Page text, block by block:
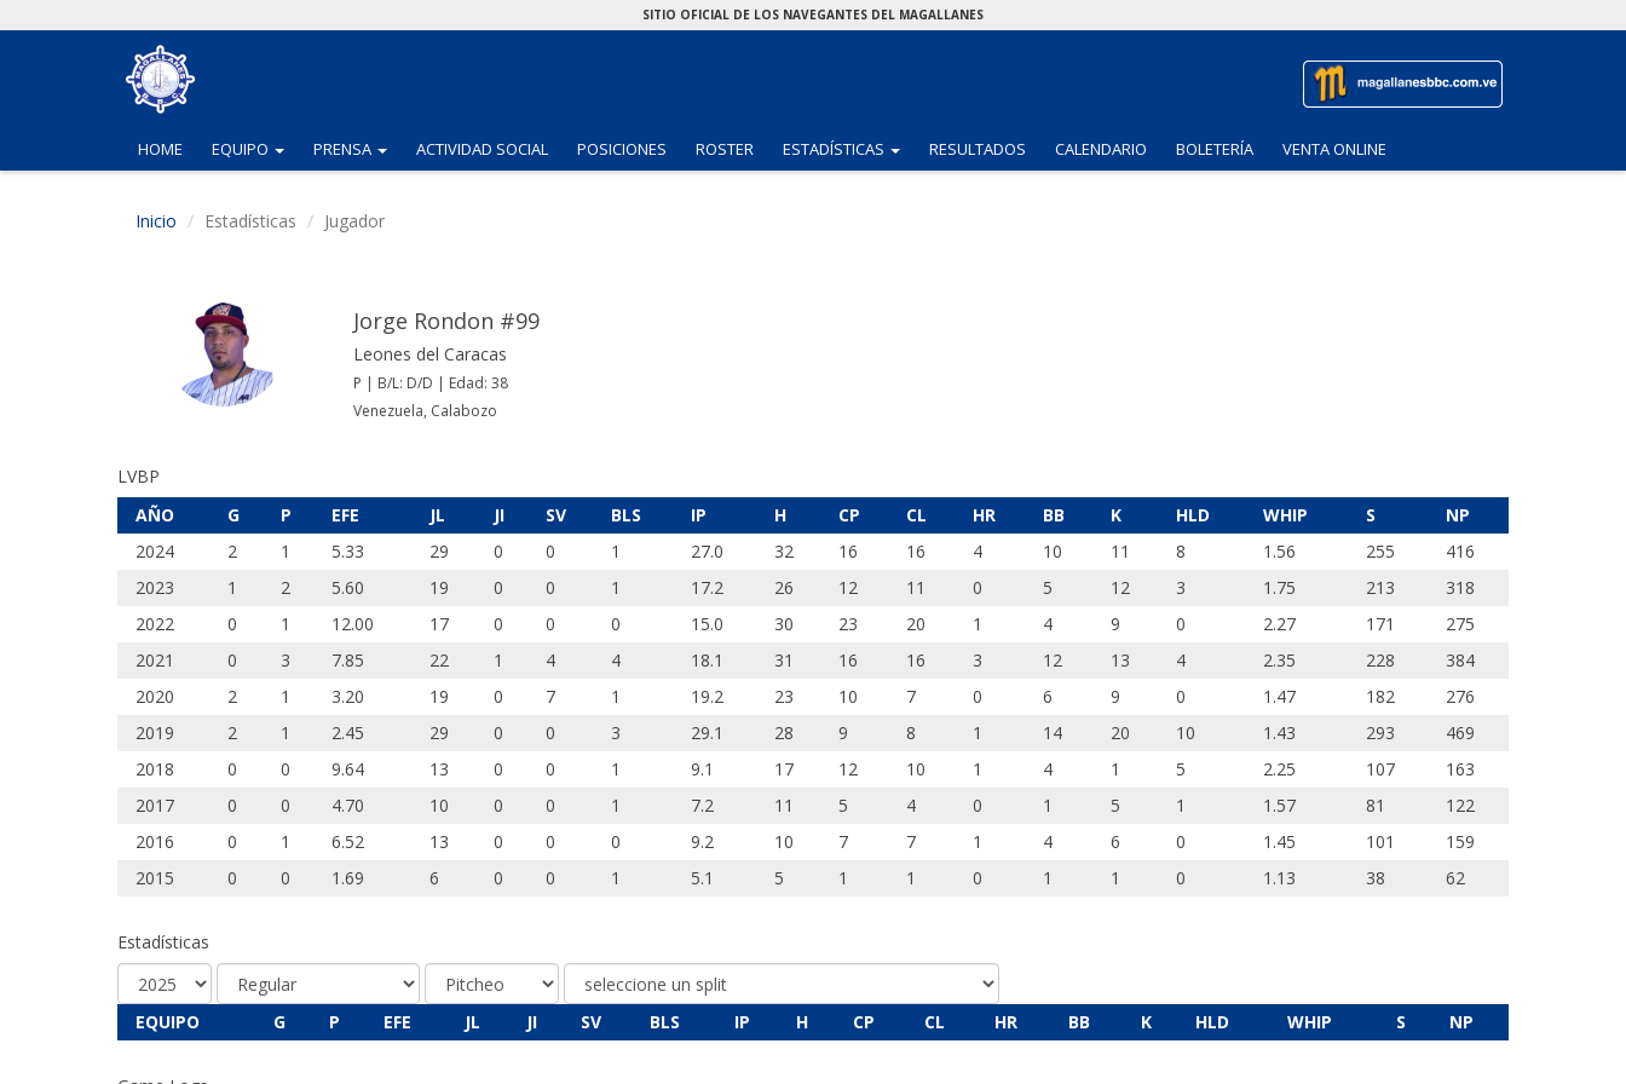
SITIO OFICIAL DE LOS NAVEGANTES DEL MAGALLANES
HOME EQUIPO (CURRENT)
PRENSA (CURRENT)
ACTIVIDAD SOCIAL POSICIONES ROSTER ESTADÍSTICAS (CURRENT)
RESULTADOS CALENDARIO BOLETERÍA VENTA ONLINE
Inicio Estadísticas Jugador
Jorge Rondon #99
Leones del Caracas
P | B/L: D/D | Edad: 38
Venezuela, Calabozo
LVBP
AÑO
G P EFE JL JI SV BLS IP H CP CL HR BB K HLD WHIP S
NP
2024
2 1 5.33 29 0 0 1 27.0 32 16 16 4 10 11 8 1.56 255
416
2023
1 2 5.60 19 0 0 1 17.2 26 12 11 0 5 12 3 1.75 213
318
2022
0 1 12.00 17 0 0 0 15.0 30 23 20 1 4 9 0 2.27 171
275
2021
0 3 7.85 22 1 4 4 18.1 31 16 16 3 12 13 4 2.35 228
384
2020
2 1 3.20 19 0 7 1 19.2 23 10 7 0 6 9 0 1.47 182
276
2019
2 1 2.45 29 0 0 3 29.1 28 9 8 1 14 20 10 1.43 293
469
2018
0 0 9.64 13 0 0 1 9.1 17 12 10 1 4 1 5 2.25 107
163
2017
0 0 4.70 10 0 0 1 7.2 11 5 4 0 1 5 1 1.57 81
122
2016
0 1 6.52 13 0 0 0 9.2 10 7 7 1 4 6 0 1.45 101
159
2015
0 0 1.69 6 0 0 1 5.1 5 1 1 0 1 1 0 1.13 38 62
Estadísticas
EQUIPO G P EFE JL JI SV BLS IP H CP CL HR BB K HLD WHIP S NP